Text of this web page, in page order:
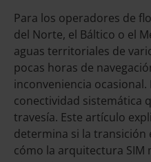
Para los operadores de
del Norte, el Báltico o el
aguas territoriales de
pocas horas de
inconveniencia ocasional.
conectividad sistemática
travesía. Este artículo
determina si la
cómo la arquitectura